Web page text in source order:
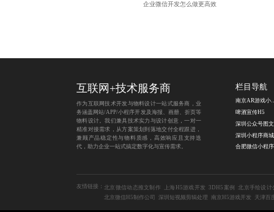
企业微信开发怎么做更高效
互联网+技术服务商
作为互联网技术开发与物料设计一站式服务商，业
务涵盖网站/APP/小程序开发及海报、画册、折页等
物料设计。我们兼具技术实力与设计创意，一对一
精准对接需求，从方案策划到落地交付全程跟进，
兼顾产品稳定性与物料质感，高效响应且支持迭
代，助力企业一站式搞定数字化与宣传需求。
栏目导航
啤酒宣传H5
友情链接： 北京微信动态推文制作 上海H5游戏开发 3DH5案例
北京手绘设计
北京微信H5制作公司
深圳短视频剪辑处理 南京H5游戏开发 天津百